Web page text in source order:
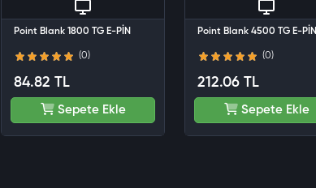
Point Blank 1800 TG E-PİN
(0)
84.82 TL
Sepete Ekle
Point Blank 4500 TG E-PİN
(0)
212.06 TL
Sepete Ekle